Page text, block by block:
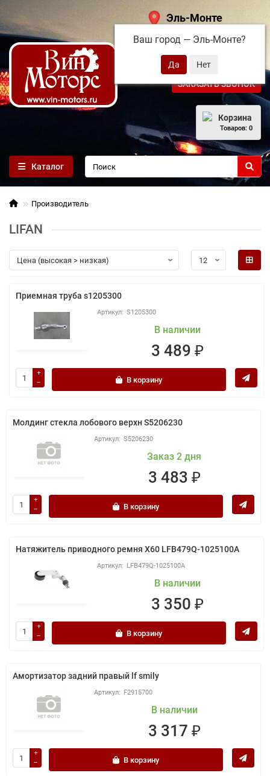
Эль-Монте
Ваш город — Эль-Монте?
+7 (495) 108-68-71
ЗАКАЗАТЬ ЗВОНОК
Корзина
Товаров: 0
Каталог
Производитель
LIFAN
Приемная труба s1205300
S1205300
В наличии
3 489 ₽
В корзину
Молдинг стекла лобового верхн S5206230
S5206230
Заказ 2 дня
3 483 ₽
В корзину
Натяжитель приводного ремня X60 LFB479Q-1025100A
LFB479Q-1025100A
В наличии
3 350 ₽
В корзину
Амортизатор задний правый lf smily
F2915700
В наличии
3 317 ₽
В корзину